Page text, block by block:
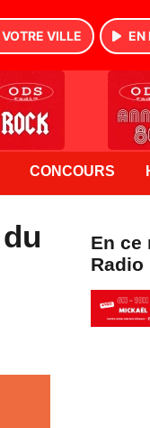
VOTRE VILLE EN
CONCOURS
En ce
Radio